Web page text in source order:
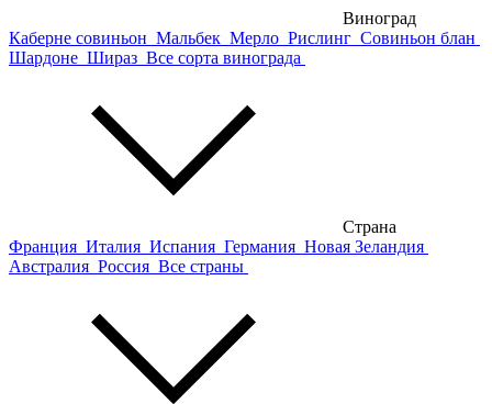
Виноград
Каберне совиньон Мальбек Мерло Рислинг Совиньон блан
Шардоне Шираз Все сорта винограда
Страна
Франция Италия Испания Германия Новая Зеландия
Австралия Россия Все страны